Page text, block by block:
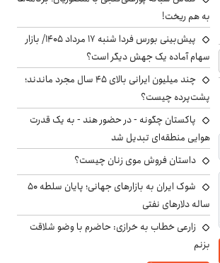
به هم ریخت!
پیش‌بینی بورس فردا شنبه ۱۷ مرداد ۱۴۰۵/ بازار
سهام آماده یک جهش دیگر است؟
چند میلیون ایرانی بالای ۴۵ سال مجرد ماندند؛
پشت‌پرده چیست؟
پاکستان چگونه - در حضور هند - به یک قدرت
هوایی منطقه‌ای تبدیل شد
داستان فروش موی زنان چیست؟
شوک ایران به بازارهای جهانی؛ پایان سلطه ۵۰
ساله دلارهای نفتی
زارعی خطاب به خرازی: حاضرم با وضو شلاقت
بزنم